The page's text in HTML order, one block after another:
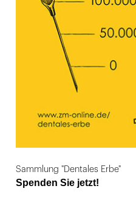
Sammlung "Dentales Erbe"
Spenden Sie jetzt!